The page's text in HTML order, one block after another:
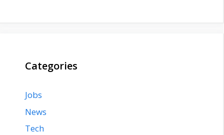
Categories
Jobs
News
Tech